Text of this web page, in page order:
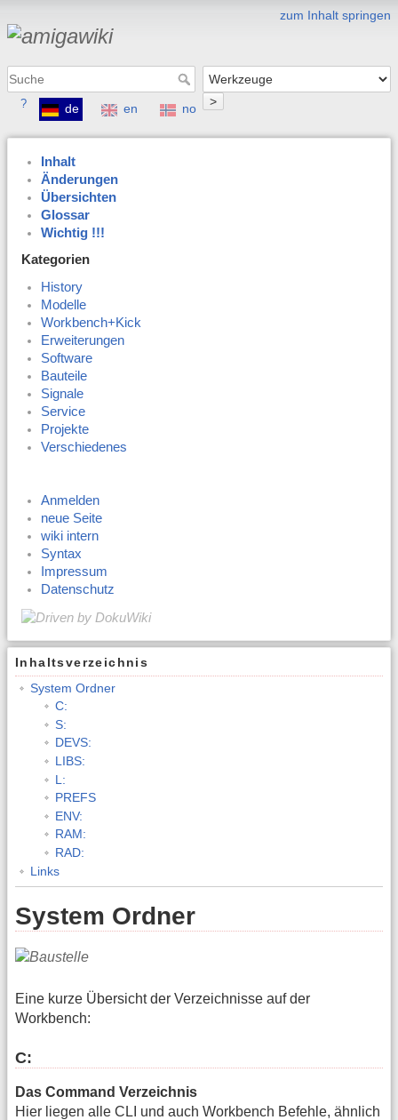
zum Inhalt springen
>
? de en no
Inhalt
Änderungen
Übersichten
Glossar
Wichtig !!!
Kategorien
History
Modelle
Workbench+Kick
Erweiterungen
Software
Bauteile
Signale
Service
Projekte
Verschiedenes
Anmelden
neue Seite
wiki intern
Syntax
Impressum
Datenschutz
Inhaltsverzeichnis
System Ordner
C:
S:
DEVS:
LIBS:
L:
PREFS
ENV:
RAM:
RAD:
Links
System Ordner
Eine kurze Übersicht der Verzeichnisse auf der
Workbench:
C:
Das Command Verzeichnis
Hier liegen alle CLI und auch Workbench Befehle, ähnlich